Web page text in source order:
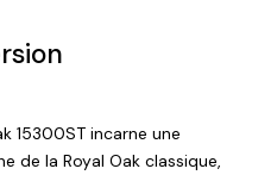
15300ST incarne une
de la Royal Oak classique,